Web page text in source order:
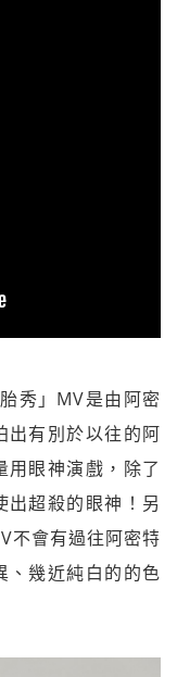
秀」MV是由阿密
出有別於以往的阿
用眼神演戲，除了
超殺的眼神！另
不會有過往阿密特
、幾近純白的的色